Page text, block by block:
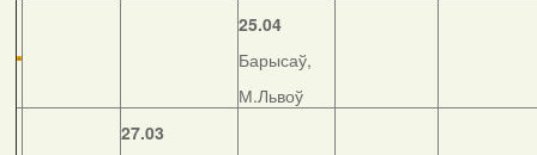
25.04
Барысаў,
М.Львоў
27.03